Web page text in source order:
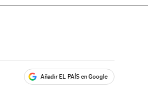
Añadir EL PAÍS en Google